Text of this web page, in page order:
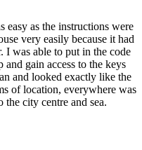
as the instructions were
very easily because it had
I was able to put in the code
gain access to the keys
and looked exactly like the
of location, everywhere was
city centre and sea.